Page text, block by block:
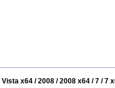
x64 / 2008 / 2008 x64 / 7 / 7